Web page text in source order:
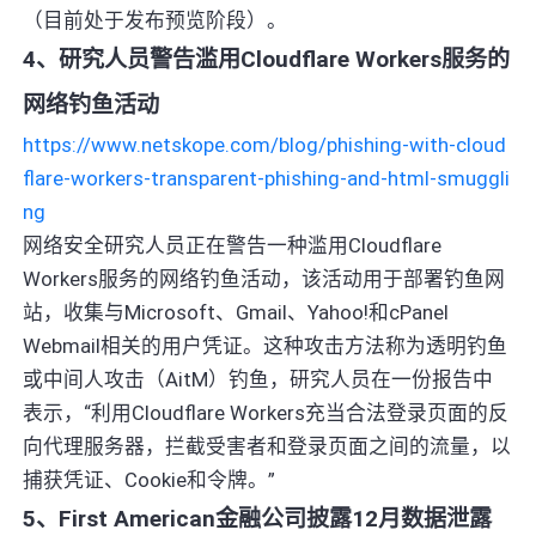
（目前处于发布预览阶段）。
4、研究人员警告滥用Cloudflare Workers服务的
网络钓鱼活动
https://www.netskope.com/blog/phishing-with-cloud
flare-workers-transparent-phishing-and-html-smuggli
ng
网络安全研究人员正在警告一种滥用Cloudflare
Workers服务的网络钓鱼活动，该活动用于部署钓鱼网
站，收集与Microsoft、Gmail、Yahoo!和cPanel
Webmail相关的用户凭证。这种攻击方法称为透明钓鱼
或中间人攻击（AitM）钓鱼，研究人员在一份报告中
表示，“利用Cloudflare Workers充当合法登录页面的反
向代理服务器，拦截受害者和登录页面之间的流量，以
捕获凭证、Cookie和令牌。”
5、First American金融公司披露12月数据泄露